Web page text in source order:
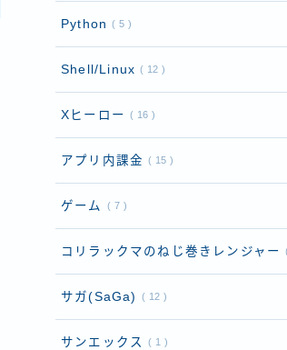
Python 5
Shell/Linux 12
Xヒーロー 16
アプリ内課金 15
ゲーム 7
コリラックマのねじ巻きレンジャー
サガ(SaGa) 12
サンエックス 1